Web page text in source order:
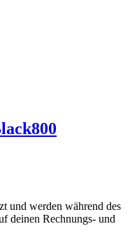
und werden während des
deinen Rechnungs- und